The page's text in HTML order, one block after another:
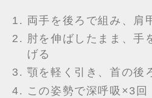
両手を後ろで組み、肩
肘を伸ばしたまま、手
げる
顎を軽く引き、首の後
この姿勢で深呼吸×3回